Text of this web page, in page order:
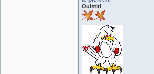
Ouistiti